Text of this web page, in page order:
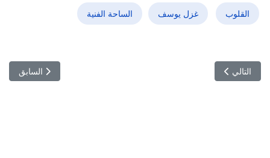
القلوب غزل يوسف الساحة الفنية
المقال
السابق
المقال التالي: نوال السهيلي… نجمة المسرح التونسي التي نترقب إبداعها
التالي